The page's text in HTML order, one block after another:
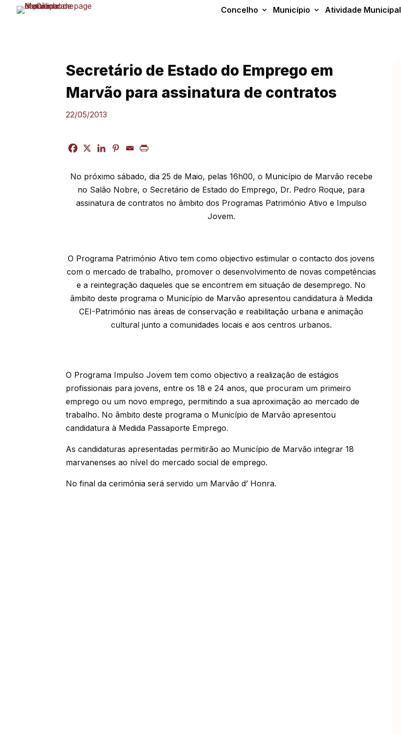
Concelho Município Atividade Municipal
Secretário de Estado do Emprego em
Marvão para assinatura de contratos
22/05/2013
No próximo sábado, dia 25 de Maio, pelas 16h00, o Município de Marvão recebe
no Salão Nobre, o Secretário de Estado do Emprego, Dr. Pedro Roque, para
assinatura de contratos no âmbito dos Programas Património Ativo e Impulso
Jovem.
O Programa Património Ativo tem como objectivo estimular o contacto dos jovens
com o mercado de trabalho, promover o desenvolvimento de novas competências
e a reintegração daqueles que se encontrem em situação de desemprego. No
âmbito deste programa o Município de Marvão apresentou candidatura à Medida
CEI-Património nas áreas de conservação e reabilitação urbana e animação
cultural junto a comunidades locais e aos centros urbanos.
O Programa Impulso Jovem tem como objectivo a realização de estágios
profissionais para jovens, entre os 18 e 24 anos, que procuram um primeiro
emprego ou um novo emprego, permitindo a sua aproximação ao mercado de
trabalho. No âmbito deste programa o Município de Marvão apresentou
candidatura à Medida Passaporte Emprego.
As candidaturas apresentadas permitirão ao Município de Marvão integrar 18
marvanenses ao nível do mercado social de emprego.
No final da cerimónia será servido um Marvão d’ Honra.